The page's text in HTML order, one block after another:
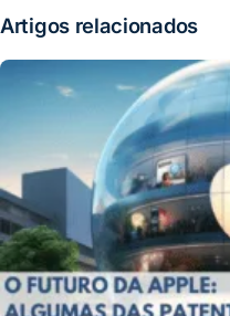
Artigos relacionados